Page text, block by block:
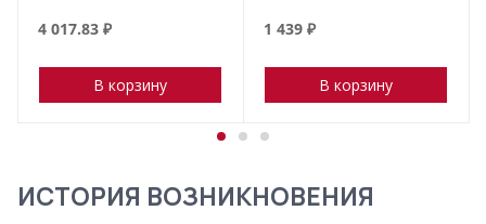
1 439 ₽
В корзину
4 017.83 ₽
В корзину
ИСТОРИЯ ВОЗНИКНОВЕНИЯ